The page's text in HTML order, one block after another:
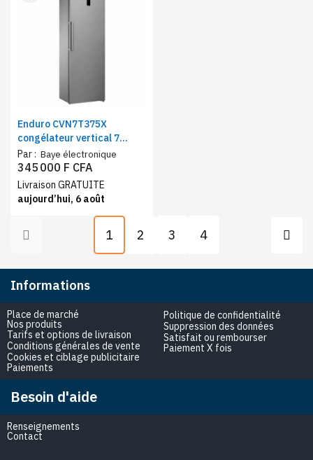
Enduro CVN7T375X
congélateur vertical 7
tiroirs 375L inox, No Frost
classe A+++
Par : Baye électronique
345 000 F CFA
Livraison GRATUITE
aujourd’hui, 6 août
1 2 3 4
Informations
Place de marché
Nos produits
Tarifs et options de livraison
Conditions générales de vente
Cookies et ciblage publicitaire
Paiements
Politique de confidentialité
Suppression des données
Satisfait ou rembourser
Paiement X fois
Besoin d'aide
Renseignements
Contact